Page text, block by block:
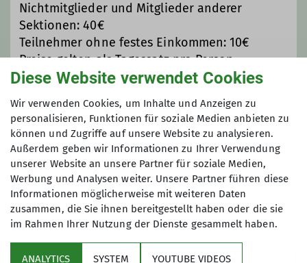
Nichtmitglieder und Mitglieder anderer
Sektionen: 40€
Teilnehmer ohne festes Einkommen: 10€
Preise gelten als Tagessatz pro Person.
Maximale Teilnehmeranzahl
8
Diese Website verwendet Cookies
Wir verwenden Cookies, um Inhalte und Anzeigen zu
personalisieren, Funktionen für soziale Medien anbieten zu
können und Zugriffe auf unsere Website zu analysieren.
Außerdem geben wir Informationen zu Ihrer Verwendung
unserer Website an unsere Partner für soziale Medien,
Werbung und Analysen weiter. Unsere Partner führen diese
Informationen möglicherweise mit weiteren Daten
zusammen, die Sie ihnen bereitgestellt haben oder die sie
im Rahmen Ihrer Nutzung der Dienste gesammelt haben.
ANALYTICS SYSTEM YOUTUBE VIDEOS